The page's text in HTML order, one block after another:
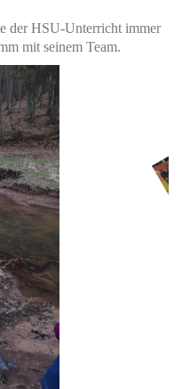
der HSU-Unterricht immer
mit seinem Team.